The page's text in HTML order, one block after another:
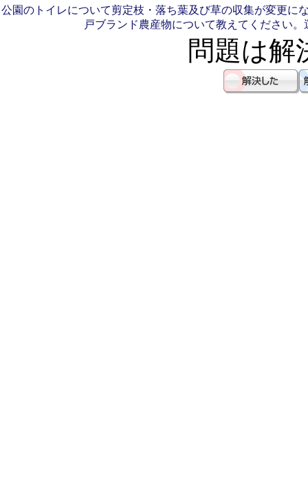
公園のトイレについて剪定枝・落ち葉及び草の収集が変更に
戸ブランド農産物について教えてください。
問題は解